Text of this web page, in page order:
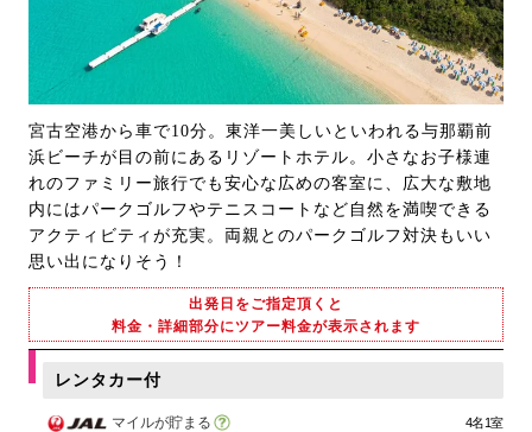
宮古空港から車で10分。東洋一美しいといわれる与那覇前
浜ビーチが目の前にあるリゾートホテル。小さなお子様連
れのファミリー旅行でも安心な広めの客室に、広大な敷地
内にはパークゴルフやテニスコートなど自然を満喫できる
アクティビティが充実。両親とのパークゴルフ対決もいい
思い出になりそう！
出発日をご指定頂くと
料金・詳細部分にツアー料金が表示されます
レンタカー付
マイルが貯まる
4名1室